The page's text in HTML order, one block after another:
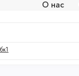
О нас